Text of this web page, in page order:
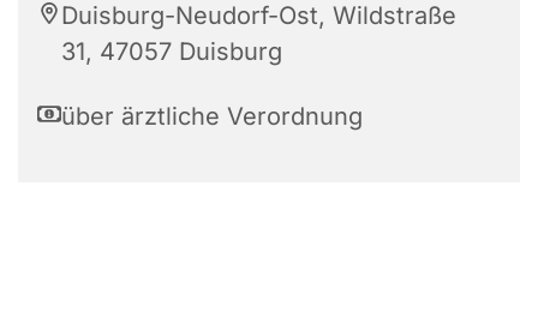
Duisburg-Neudorf-Ost, Wildstraße
31, 47057 Duisburg
über ärztliche Verordnung